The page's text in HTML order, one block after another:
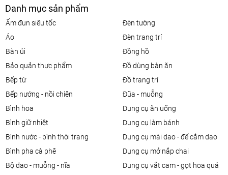
Danh mục sản phẩm
ấm đun siêu tốc
áo
bàn ủi
bảo quản thực phẩm
bếp từ
bếp nướng - nồi chiên
bình hoa
bình giữ nhiệt
bình nước - bình thời trang
bình pha cà phê
bộ dao - muỗng - nĩa
đèn tường
đèn trang trí
đồng hồ
đồ dùng bàn ăn
đồ trang trí
đũa - muỗng
dụng cụ ăn uống
dụng cụ làm bánh
dụng cụ mài dao - đế cắm dao
dụng cụ mở nắp chai
dụng cụ vắt cam - gọt hoa quả